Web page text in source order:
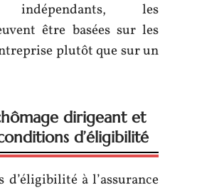
indépendants, les
être basées sur les
plutôt que sur un
dirigeant et
d’éligibilité
d’éligibilité à l’assurance